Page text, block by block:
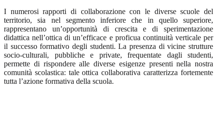
I numerosi rapporti di collaborazione con le diverse scuole del
territorio, sia nel segmento inferiore che in quello superiore,
rappresentano un’opportunità di crescita e di sperimentazione
didattica nell’ottica di un’efficace e proficua continuità verticale per
il successo formativo degli studenti. La presenza di vicine strutture
socio-culturali, pubbliche e private, frequentate dagli studenti,
permette di rispondere alle diverse esigenze presenti nella nostra
comunità scolastica: tale ottica collaborativa caratterizza fortemente
tutta l’azione formativa della scuola.